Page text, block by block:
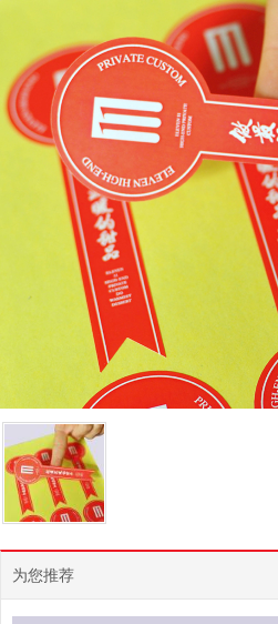
为您推荐